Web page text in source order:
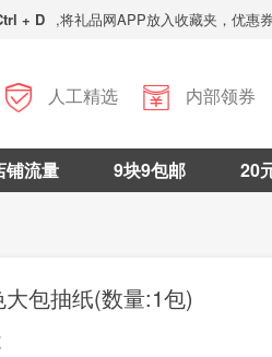
+ D ,将礼品网APP放入收藏夹，优惠
 人工精选  内部领券
铺流量 9块9包邮 20
包抽纸(数量:1包)